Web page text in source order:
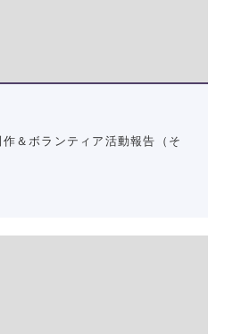
＆ボランティア活動報告（そ